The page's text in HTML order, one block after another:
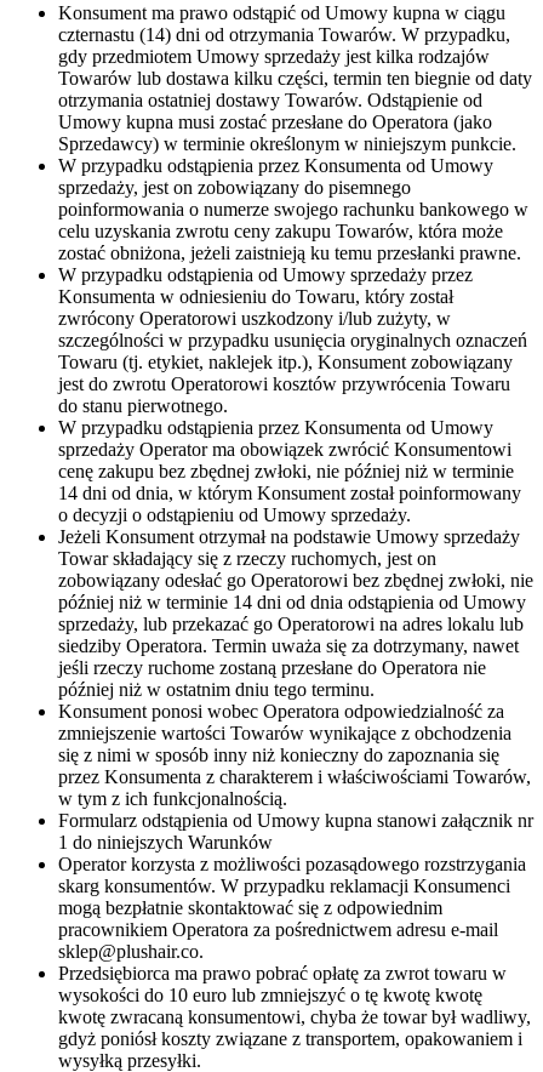
Konsument ma prawo odstąpić od Umowy kupna w ciągu
czternastu (14) dni od otrzymania Towarów. W przypadku,
gdy przedmiotem Umowy sprzedaży jest kilka rodzajów
Towarów lub dostawa kilku części, termin ten biegnie od daty
otrzymania ostatniej dostawy Towarów. Odstąpienie od
Umowy kupna musi zostać przesłane do Operatora (jako
Sprzedawcy) w terminie określonym w niniejszym punkcie.
W przypadku odstąpienia przez Konsumenta od Umowy
sprzedaży, jest on zobowiązany do pisemnego
poinformowania o numerze swojego rachunku bankowego w
celu uzyskania zwrotu ceny zakupu Towarów, która może
zostać obniżona, jeżeli zaistnieją ku temu przesłanki prawne.
W przypadku odstąpienia od Umowy sprzedaży przez
Konsumenta w odniesieniu do Towaru, który został
zwrócony Operatorowi uszkodzony i/lub zużyty, w
szczególności w przypadku usunięcia oryginalnych oznaczeń
Towaru (tj. etykiet, naklejek itp.), Konsument zobowiązany
jest do zwrotu Operatorowi kosztów przywrócenia Towaru
do stanu pierwotnego.
W przypadku odstąpienia przez Konsumenta od Umowy
sprzedaży Operator ma obowiązek zwrócić Konsumentowi
cenę zakupu bez zbędnej zwłoki, nie później niż w terminie
14 dni od dnia, w którym Konsument został poinformowany
o decyzji o odstąpieniu od Umowy sprzedaży.
Jeżeli Konsument otrzymał na podstawie Umowy sprzedaży
Towar składający się z rzeczy ruchomych, jest on
zobowiązany odesłać go Operatorowi bez zbędnej zwłoki, nie
później niż w terminie 14 dni od dnia odstąpienia od Umowy
sprzedaży, lub przekazać go Operatorowi na adres lokalu lub
siedziby Operatora. Termin uważa się za dotrzymany, nawet
jeśli rzeczy ruchome zostaną przesłane do Operatora nie
później niż w ostatnim dniu tego terminu.
Konsument ponosi wobec Operatora odpowiedzialność za
zmniejszenie wartości Towarów wynikające z obchodzenia
się z nimi w sposób inny niż konieczny do zapoznania się
przez Konsumenta z charakterem i właściwościami Towarów,
w tym z ich funkcjonalnością.
Formularz odstąpienia od Umowy kupna stanowi załącznik nr
1 do niniejszych Warunków
Operator korzysta z możliwości pozasądowego rozstrzygania
skarg konsumentów. W przypadku reklamacji Konsumenci
mogą bezpłatnie skontaktować się z odpowiednim
pracownikiem Operatora za pośrednictwem adresu e-mail
sklep@plushair.co.
Przedsiębiorca ma prawo pobrać opłatę za zwrot towaru w
wysokości do 10 euro lub zmniejszyć o tę kwotę kwotę
kwotę zwracaną konsumentowi, chyba że towar był wadliwy,
gdyż poniósł koszty związane z transportem, opakowaniem i
wysyłką przesyłki.